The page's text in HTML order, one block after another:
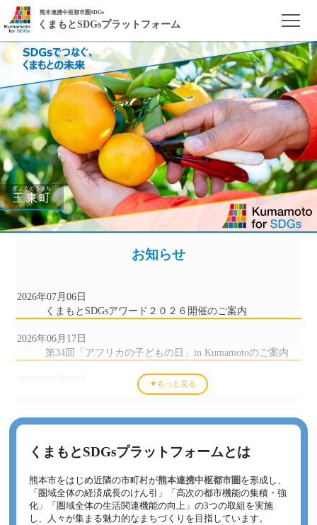
熊本連携中枢都市圏SDGs
くまもとSDGsプラットフォーム
ログイン
お問合せ
入会
玉東町
ぎょくとうまち
お知らせ
2026年07月06日
くまもとSDGsアワード２０２６開催のご案内
2026年06月17日
第34回「アフリカの子どもの日」in Kumamotoのご案内
【重要】利用規約およびプライバシーポリシー改定のお
2025年12月24日
【参加無料】オンライン講演会「SDGsの、その先へ」の
ご案内（会員からのお知らせ）
2025年08月18日
【ご案内】「くまもとオープンイノベーション推進セミ
ナー」を開催します！
▼もっと見る
くまもとSDGsプラットフォームとは
熊本市をはじめ近隣の市町村が熊本連携中枢都市圏 を形成し、
「圏域全体の経済成長のけん引」「高次の都市機能の集積・強
化」「圏域全体の生活関連機能の向上」の3つの取組を実施
し、人々が集まる魅力的なまちづくりを目指しています。